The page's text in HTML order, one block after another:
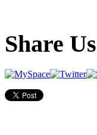
Share Us